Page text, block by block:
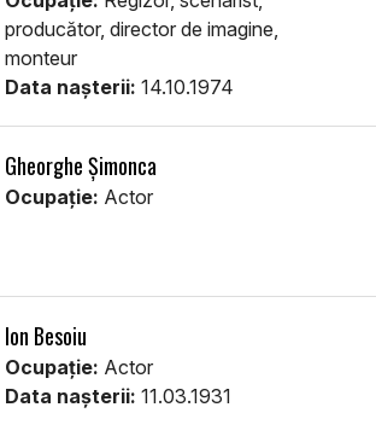
producător, director de imagine,
monteur
Data nașterii: 14.10.1974
Gheorghe Șimonca
Ocupație: Actor
Ion Besoiu
Ocupație: Actor
Data nașterii: 11.03.1931